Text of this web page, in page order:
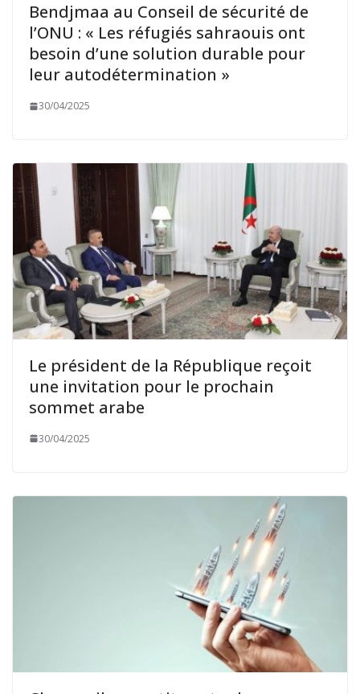
Bendjmaa au Conseil de sécurité de
l’ONU : « Les réfugiés sahraouis ont
besoin d’une solution durable pour
leur autodétermination »
30/04/2025
Le président de la République reçoit
une invitation pour le prochain
sommet arabe
30/04/2025